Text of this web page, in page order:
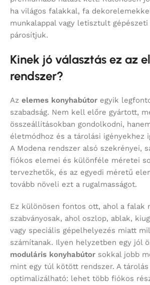
ha világos falakkal, fa
munkalappal vagy letisztult
párosítjuk.
Kinek jó választás ez az
rendszer?
Az elemes konyhabútor egyik
szabadság. Nem kell előre gyártott,
összeállításokban gondolkodni,
életmódhoz és a tárolási igényekhez
A Modena rendszer alsó szekrényei,
fiókos elemei és különféle méretei
tervezhetők, és az egyedi méretű
tovább növeli ezt a rugalmasságot.
Ez különösen fontos ott, ahol a falak
szabványosak, ahol oszlop, ablak,
vagy speciális gépelhelyezés miatt
számítanak. Ilyen helyzetben egy jól
moduláris konyhabútor sokkal jobb
mint egy túl kötött rendszer. A tárolás
optimalizálható: lehet több fiókos